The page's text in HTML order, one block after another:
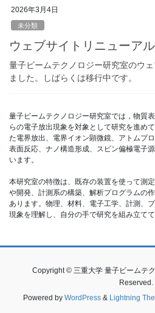
2026年3月4日
未分類
ウェブサイトリニューアル
量子ビームテクノロジー研究室のウ
ました。しばらくは移行中です。
量子ビームテクノロジー研究室では，物質
らの電子放出現象を対象として研究を進め
た電界放出、電界イオン顕微鏡、アトムプ
表面反応、ナノ構造形成、スピン偏極電子
います。
本研究室の特徴は、既存の装置を使って測
や開発、計測系の構築、解析プログラムの
あります。物理、材料、電子工学、計測、
現象を理解し、自分の手で研究を組み立てて
Copyright © 三重大学 量子ビームテ
Reserved.
Powered by WordPress& Lightning